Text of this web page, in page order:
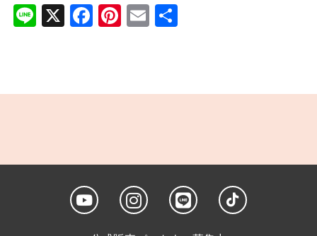
Line
X Facebook
Pinterest
Email